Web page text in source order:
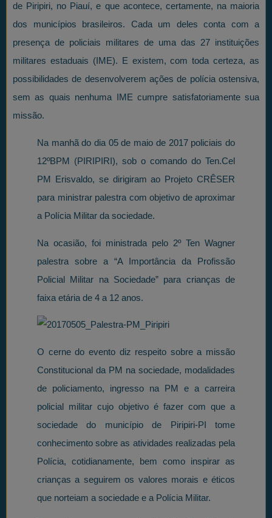
de Piripiri, no Piauí, e que acontece, certamente, na maioria
dos municípios brasileiros. Cada um deles conta com a
presença de policiais militares de uma das 27 instituições
militares estaduais (IME). E existem, com toda certeza, as
possibilidades de desenvolverem ações de polícia ostensiva,
sem as quais nenhuma IME cumpre satisfatoriamente sua
missão.
Na manhã do dia 05 de maio de 2017 policiais do
12ºBPM (PIRIPIRI), sob o comando do Ten.Cel
PM Erisvaldo, se dirigiram ao Projeto CRÊSER
para ministrar palestra com objetivo de aproximar
a Polícia Militar da sociedade.
Na ocasião, foi ministrada pelo 2º Ten Wagner
palestra sobre a “A Importância da Profissão
Policial Militar na Sociedade” para crianças de
faixa etária de 4 a 12 anos.
O cerne do evento diz respeito sobre a missão
Constitucional da PM na sociedade, modalidades
de policiamento, ingresso na PM e a carreira
policial militar cujo objetivo é fazer com que a
sociedade do município de Piripiri-PI tome
conhecimento sobre as atividades realizadas pela
Polícia, cotidianamente, bem como inspirar as
crianças a seguirem os valores morais e éticos
que norteiam a sociedade e a Polícia Militar.